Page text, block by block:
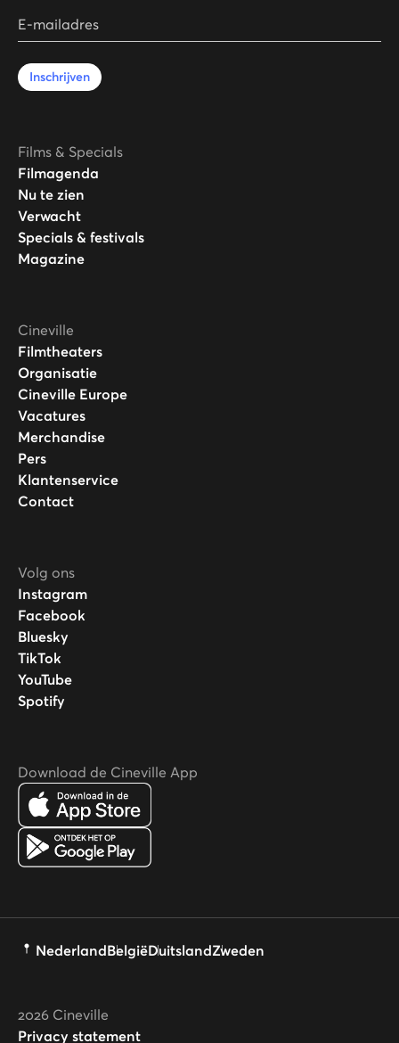
E-mailadres
Inschrijven
Films & Specials
Filmagenda
Nu te zien
Verwacht
Specials & festivals
Magazine
Cineville
Filmtheaters
Organisatie
Cineville Europe
Vacatures
Merchandise
Pers
Klantenservice
Contact
Volg ons
Instagram
Facebook
Bluesky
TikTok
YouTube
Spotify
Download de Cineville App
NederlandBelgiëDuitslandZweden
2026 Cineville
Privacy statement